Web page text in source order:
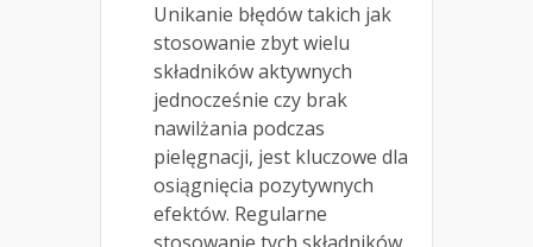
Unikanie błędów takich jak
stosowanie zbyt wielu
składników aktywnych
jednocześnie czy brak
nawilżania podczas
pielęgnacji, jest kluczowe dla
osiągnięcia pozytywnych
efektów. Regularne